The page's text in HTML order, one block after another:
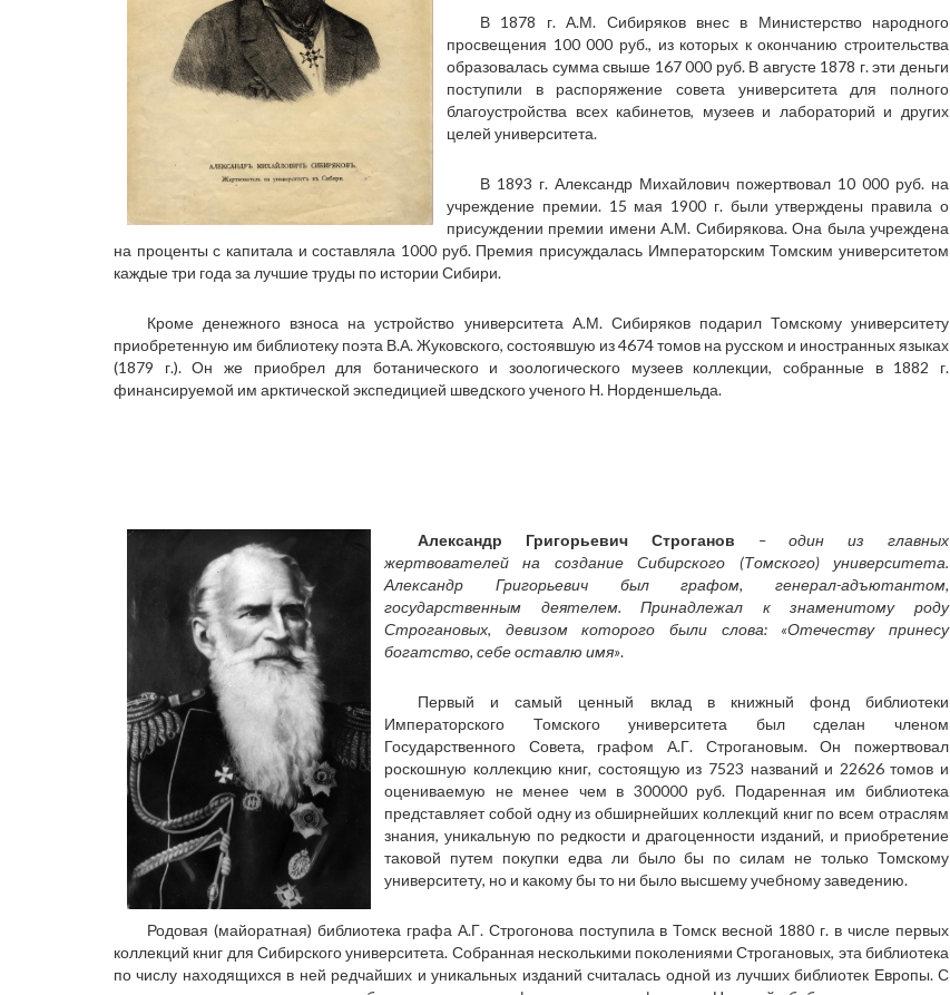
В 1878 г. А.М. Сибиряков внес в Министерство народного
просвещения 100 000 руб., из которых к окончанию строительства
образовалась сумма свыше 167 000 руб. В августе 1878 г. эти деньги
поступили в распоряжение совета университета для полного
благоустройства всех кабинетов, музеев и лабораторий и других
целей университета.
В 1893 г. Александр Михайлович пожертвовал 10 000 руб. на
учреждение премии. 15 мая 1900 г. были утверждены правила о
присуждении премии имени А.М. Сибирякова. Она была учреждена
на проценты с капитала и составляла 1000 руб. Премия присуждалась Императорским Томским университетом
каждые три года за лучшие труды по истории Сибири.
Кроме денежного взноса на устройство университета А.М. Сибиряков подарил Томскому университету
приобретенную им библиотеку поэта В.А. Жуковского, состоявшую из 4674 томов на русском и иностранных языках
(1879 г.). Он же приобрел для ботанического и зоологического музеев коллекции, собранные в 1882 г.
финансируемой им арктической экспедицией шведского ученого Н. Норденшельда.
Александр Григорьевич Строганов
– один из главных
жертвователей на создание Сибирского (Томского) университета.
Александр Григорьевич был графом, генерал-адъютантом,
государственным деятелем. Принадлежал к знаменитому роду
Строгановых, девизом которого были слова: «Отечеству принесу
богатство, себе оставлю имя».
Первый и самый ценный вклад в книжный фонд библиотеки
Императорского Томского университета был сделан членом
Государственного Совета, графом А.Г. Строгановым. Он пожертвовал
роскошную коллекцию книг, состоящую из 7523 названий и 22626 томов и
оцениваемую не менее чем в 300000 руб. Подаренная им библиотека
представляет собой одну из обширнейших коллекций книг по всем отраслям
знания, уникальную по редкости и драгоценности изданий, и приобретение
таковой путем покупки едва ли было бы по силам не только Томскому
университету, но и какому бы то ни было высшему учебному заведению.
Родовая (майоратная) библиотека графа А.Г. Строгонова поступила в Томск весной 1880 г. в числе первых
коллекций книг для Сибирского университета. Собранная несколькими поколениями Строгановых, эта библиотека
по числу находящихся в ней редчайших и уникальных изданий считалась одной из лучших библиотек Европы. С